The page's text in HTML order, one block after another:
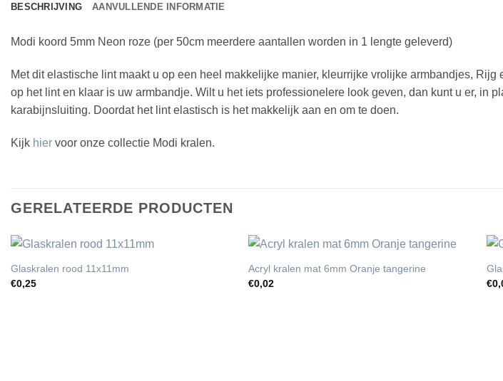
BESCHRIJVING AANVULLENDE INFORMATIE
Modi koord 5mm Neon roze (per 50cm meerdere aantallen worden in 1 lengte geleverd)
Met dit elastische lint maakt u op een heel makkelijke manier, kleurrijke vrolijke armbandjes,
op het lint en klaar is uw armbandje. Wilt u het iets professionelere look geven, dan kunt u er,
karabijnsluiting. Doordat het lint elastisch is het makkelijk aan en om te doen.
Kijk hier voor onze collectie Modi kralen.
GERELATEERDE PRODUCTEN
Glaskralen rood 11x11mm
€0,25
Acryl kralen mat 6mm Oranje tangerine
€0,02
€